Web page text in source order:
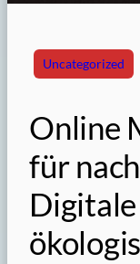
Uncategorized
Online
für